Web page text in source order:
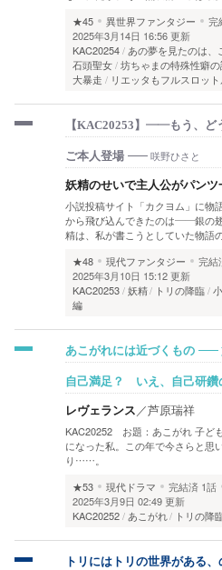
★45
異世界ファンタジー 完
2025年3月14日 16:56 更新
KAC20254 あの夢を見たのは、
石頭聖女 坊ちゃまの特殊性癖
大暴走
リエッタもフルスロッ
【KAC20253】――もう、ど
ご本人登場 咲野ひさと
妖精のせいで主人公がパン
小説投稿サイト「カクヨム」に物
から飛び込んできたのは――銀の
精は、私が書こうとしていた物語
★48
現代ファンタジー 完結
2025年3月10日 15:12 更新
KAC20253 妖精 トリの降臨
編
あこがれには近づくもの
自己満足？ いえ、自己研鑽
レヴェランス／芦原瑞祥
KAC20252 お題：あこがれ 子ど
になった私。この年で今さらと思
り……。
★53
現代ドラマ 完結済 1話
2025年3月9日 02:49 更新
KAC20252
あこがれ トリの降
トリにはトリの世界がある、